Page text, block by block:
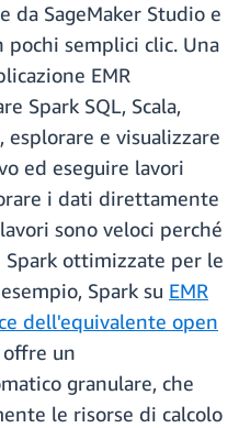
da SageMaker Studio e
pochi semplici clic. Una
EMR
Spark SQL, Scala,
e visualizzare
ed eseguire lavori
i dati direttamente
sono veloci perché
ottimizzate per le
Spark su EMR
dell'equivalente open
offre un
granulare, che
le risorse di calcolo